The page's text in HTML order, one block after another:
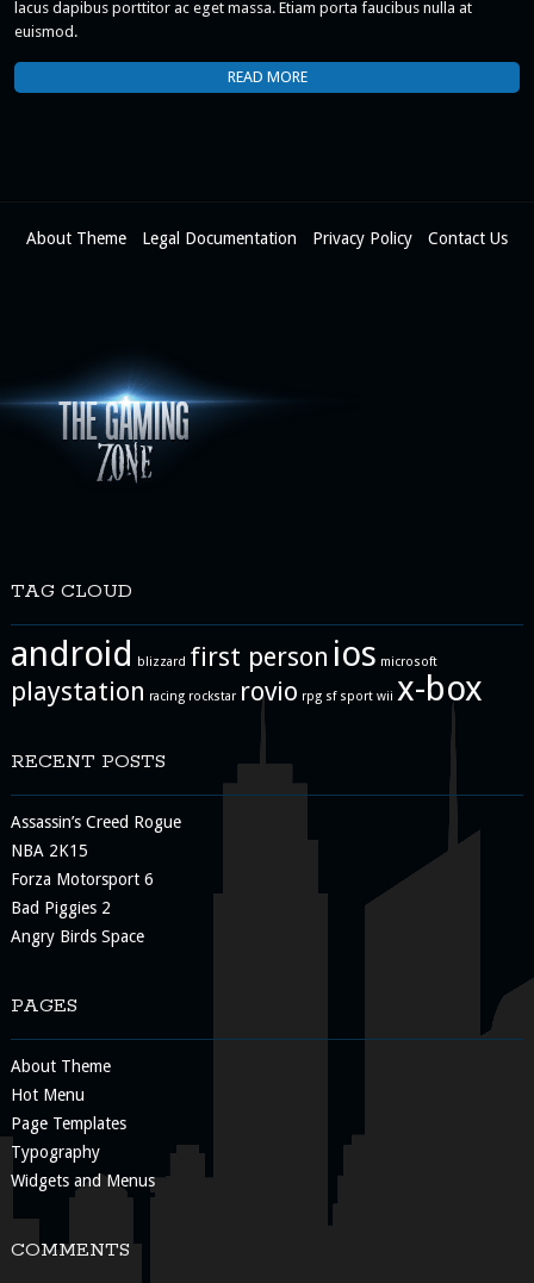
lacus dapibus porttitor ac eget massa. Etiam porta faucibus nulla at
euismod.
READ MORE
About Theme Legal Documentation Privacy Policy Contact Us
TAG CLOUD
android blizzard first person ios microsoft
playstation racing rockstar rovio rpg sf sport wii x-box
RECENT POSTS
Assassin’s Creed Rogue
NBA 2K15
Forza Motorsport 6
Bad Piggies 2
Angry Birds Space
PAGES
About Theme
Hot Menu
Page Templates
Typography
Widgets and Menus
COMMENTS